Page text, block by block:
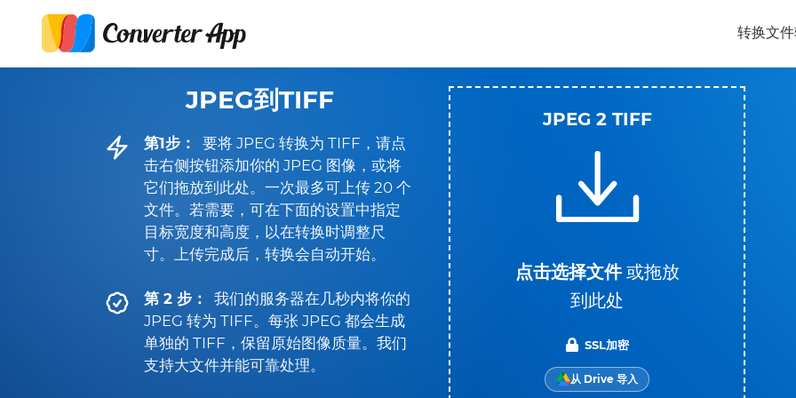
转换文件
JPEG到TIFF
第1步：
要将 JPEG 转换为 TIFF，请点
击右侧按钮添加你的 JPEG 图像，或将
它们拖放到此处。一次最多可上传 20 个
文件。若需要，可在下面的设置中指定
目标宽度和高度，以在转换时调整尺
寸。上传完成后，转换会自动开始。
第 2 步：
我们的服务器在几秒内将你的
JPEG 转为 TIFF。每张 JPEG 都会生成
单独的 TIFF，保留原始图像质量。我们
支持大文件并能可靠处理。
JPEG 2 TIFF
点击选择文件 或拖放
到此处
SSL加密
从 Drive 导入